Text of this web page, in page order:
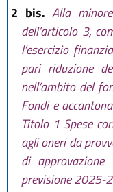
2 bis. Alla
dell’articolo 3,
l’esercizio
pari riduzione
nell’ambito del
Fondi e
Titolo 1 Spese
agli oneri da
di
previsione 2025-